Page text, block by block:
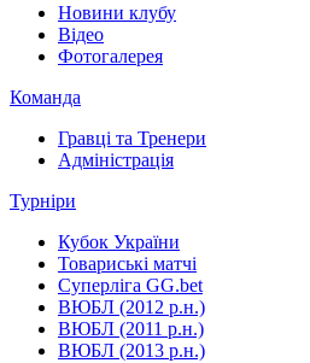
Новини клубу
Відео
Фотогалерея
Команда
Гравці та Тренери
Адміністрація
Турніри
Кубок України
Товариські матчі
Суперліга GG.bet
ВЮБЛ (2012 р.н.)
ВЮБЛ (2011 р.н.)
ВЮБЛ (2013 р.н.)